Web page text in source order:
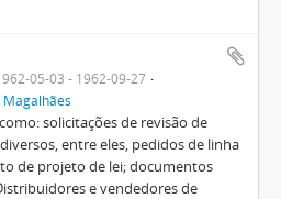
05-03 - 1962-09-27
Magalhães
solicitações de revisão de
entre eles, pedidos de linha
de projeto de lei; documentos
e vendedores de